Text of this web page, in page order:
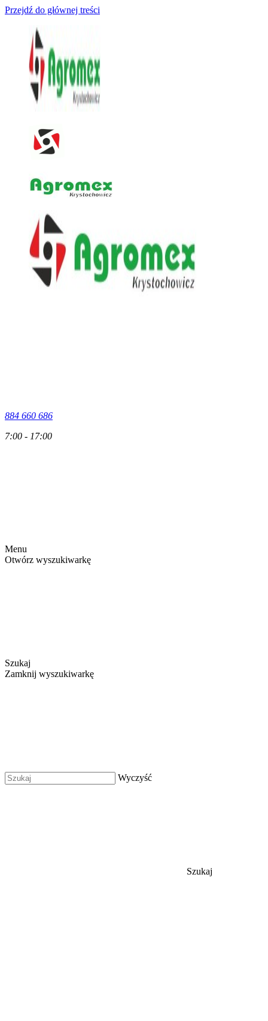
Przejdź do głównej treści
884 660 686
7:00 - 17:00
Menu
Otwórz wyszukiwarkę
Szukaj
Zamknij wyszukiwarkę
Wyczyść
Szukaj